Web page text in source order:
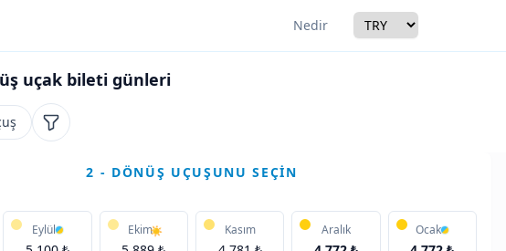
Nedir Currency
uçak bileti günleri
Filtreler
2 - DÖNÜŞ UÇUŞUNU SEÇIN
Eylül Ekim Kasım Aralık Ocak